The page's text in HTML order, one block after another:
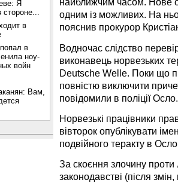
Я
стороне...
в
в
ноу-
войн
Вам,
одним із можливих. На
пояснив прокурор
Водночас слідство
виконавець норвезьких
Deutsche Welle. Поки що
повністю виключити
повідомили в поліції Осло.
Норвезькі працівники
вівторок опублікувати
подвійного теракту в
За скоєння злочину
законодавстві (після